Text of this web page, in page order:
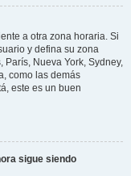
a otra zona horaria. Si
y defina su zona
Nueva York, Sydney,
como las demás
este es un buen
sigue siendo